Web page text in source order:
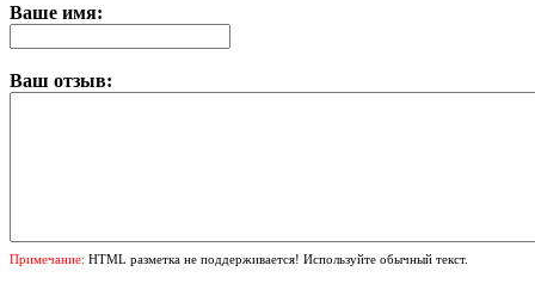
Ваше имя:
Ваш отзыв:
Примечание: HTML разметка не поддерживается! Используйте обычный текст.